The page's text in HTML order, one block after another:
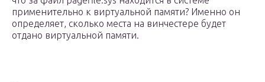
применительно к виртуальной памяти? Именно он
определяет, сколько места на винчестере будет
отдано виртуальной памяти.